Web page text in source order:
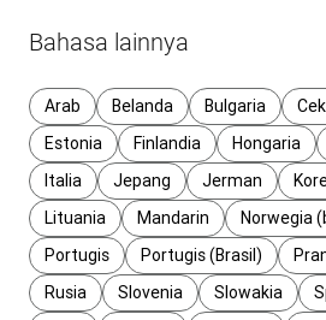
Bahasa lainnya
Arab Belanda Bulgaria
Estonia
Finlandia Hongaria
Italia
Jepang Jerman
Lituania
Mandarin Norwegia
Portugis
Portugis (Brasil)
Rusia
Slovenia Slowakia